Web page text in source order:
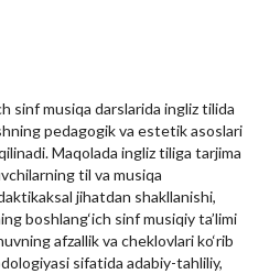
sinf musiqa darslarida ingliz tilida
pedagogik va estetik asoslari
Maqolada ingliz tiliga tarjima
til va musiqa
jihatdan shakllanishi,
boshlang‘ich sinf musiqiy ta’limi
afzallik va cheklovlari ko‘rib
sifatida adabiy-tahliliy,